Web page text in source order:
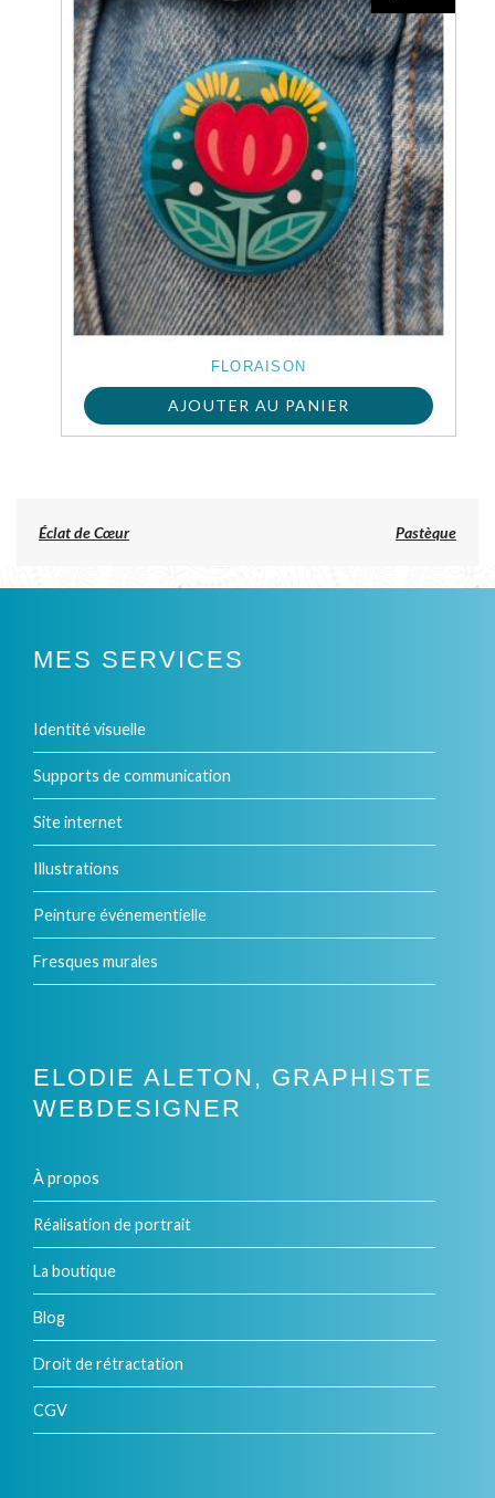
FLORAISON
AJOUTER AU PANIER
L’ARTICLE
Previous
Éclat de Cœur Pastèque
MES SERVICES
Identité visuelle
Supports de communication
Site internet
Illustrations
Peinture événementielle
Fresques murales
ELODIE ALETON, GRAPHISTE
WEBDESIGNER
À propos
Réalisation de portrait
La boutique
Blog
Droit de rétractation
CGV